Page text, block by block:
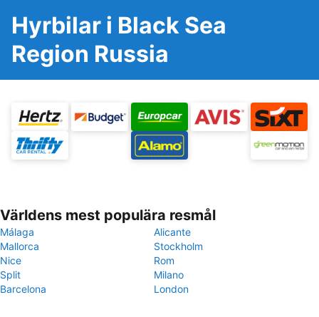
Hyrbilar i Black Sea
Region Russia
Världens mest populära resmål
Málaga
Alicante
Mallorca
Stockholm
Nice
Rom
Split
Milano
Barcelona
London